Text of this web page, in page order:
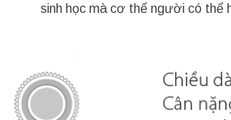
sinh học mà cơ thể người có thể